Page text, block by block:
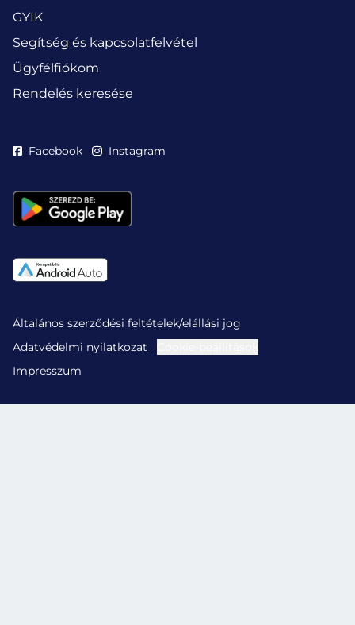
GYIK
Segítség és kapcsolatfelvétel
Ügyfélfiókom
Rendelés keresése
Facebook Instagram
Általános szerződési feltételek/elállási jog
Adatvédelmi nyilatkozat
Impresszum